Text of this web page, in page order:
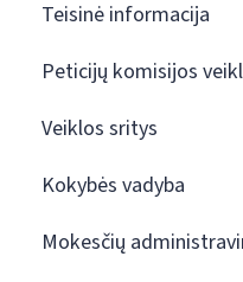
Teisinė informacija
Peticijų komisijos
Veiklos sritys
Kokybės vadyba
Mokesčių